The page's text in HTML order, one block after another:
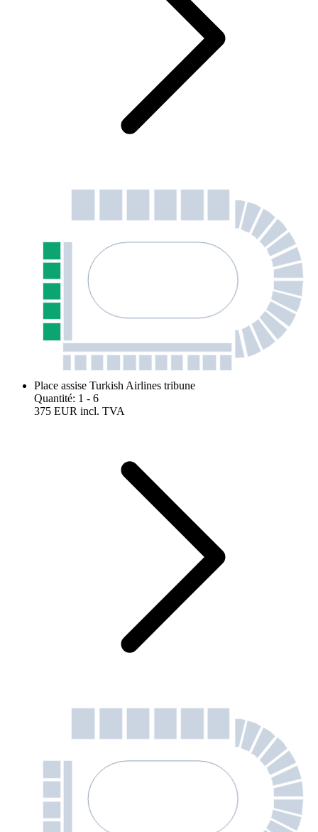
Place assise Turkish Airlines tribune
Quantité: 1 - 6
375 EUR incl. TVA